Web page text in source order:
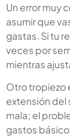
Un error muy
asumir que
gastas. Si tu
veces por
mientras
Otro tropiezo
extensión del
mala; el
gastos